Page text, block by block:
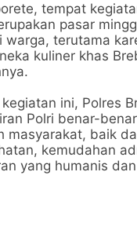
tempat
pasar
warga, terutama
kuliner khas
ini, Polres
Polri benar-
masyarakat, baik
kemudahan
yang humanis